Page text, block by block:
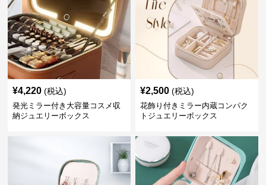
¥4,220 (税込)
発光ミラー付き大容量コスメ収
納ジュエリーボックス
¥2,500 (税込)
花飾り付きミラー内蔵コンパク
トジュエリーボックス